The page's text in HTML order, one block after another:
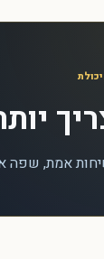
אמת, שפה